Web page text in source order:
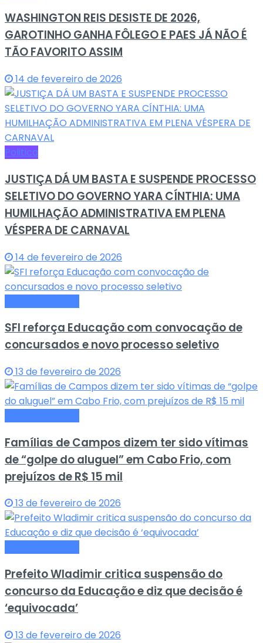
WASHINGTON REIS DESISTE DE 2026,
GAROTINHO GANHA FÔLEGO E PAES JÁ NÃO É
TÃO FAVORITO ASSIM
14 de fevereiro de 2026
Politica
JUSTIÇA DÁ UM BASTA E SUSPENDE PROCESSO
SELETIVO DO GOVERNO YARA CÍNTHIA: UMA
HUMILHAÇÃO ADMINISTRATIVA EM PLENA
VÉSPERA DE CARNAVAL
14 de fevereiro de 2026
SFI reforça Educação com convocação de
concursados e novo processo seletivo
13 de fevereiro de 2026
Famílias de Campos dizem ter sido vítimas
de “golpe do aluguel” em Cabo Frio, com
prejuízos de R$ 15 mil
13 de fevereiro de 2026
Prefeito Wladimir critica suspensão do
concurso da Educação e diz que decisão é
‘equivocada’
13 de fevereiro de 2026